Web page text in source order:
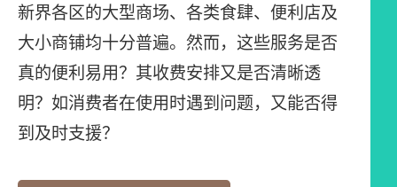
新界各区的大型商场、各类食肆、便利店及
大小商铺均十分普遍。然而，这些服务是否
真的便利易用？其收费安排又是否清晰透
明？如消费者在使用时遇到问题，又能否得
到及时支援？